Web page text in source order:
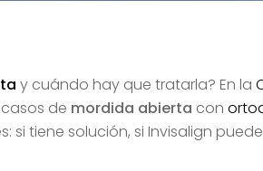
y cuándo hay que tratarla? En la
de mordida abierta con
si tiene solución, si Invisalign